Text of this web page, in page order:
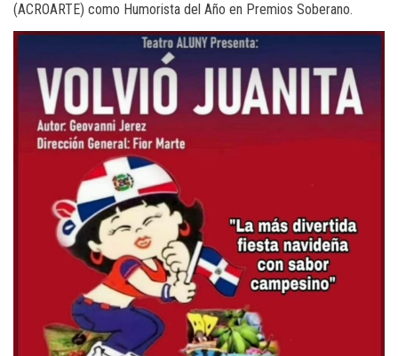
(ACROARTE) como Humorista del Año en Premios Soberano.